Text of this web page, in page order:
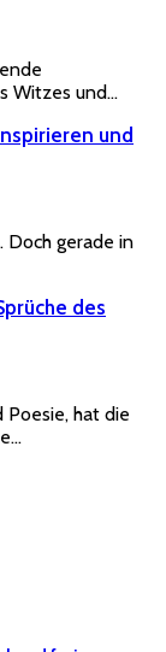
Witzes und…
und
Doch gerade in
des
hat die